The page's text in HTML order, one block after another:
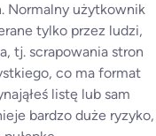
Normalny użytkownik
tylko przez ludzi,
tj. scrapowania stron
co ma format
listę lub sam
bardzo duże ryzyko,